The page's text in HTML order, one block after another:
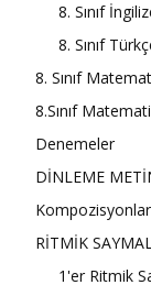
8. Sınıf
8. Sınıf
8. Sınıf
8.Sınıf
Denemeler
DİNLEME
Kompozisyonlar
RİTMİK
1'er Ritmik